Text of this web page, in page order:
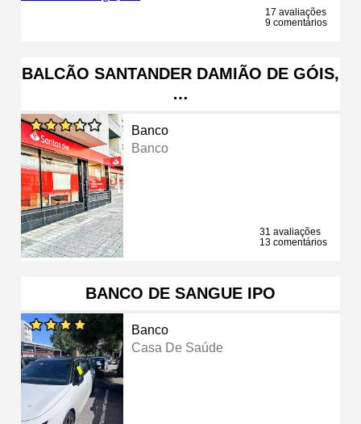
17 avaliações
9 comentários
BALCÃO SANTANDER DAMIÃO DE GÓIS,
…
Banco
Banco
31 avaliações
13 comentários
BANCO DE SANGUE IPO
Banco
Casa De Saúde